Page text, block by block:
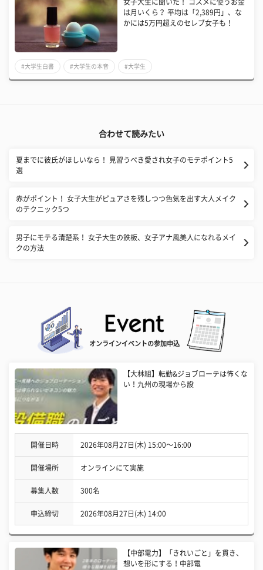
女子大生に聞いた！ コスメに使うお金
は月いくら？ 平均は「2,389円」、な
かには5万円超えのセレブ女子も！
#大学生白書 #大学生の本音 #大学生
合わせて読みたい
夏までに彼氏がほしいなら！ 見習うべき愛され女子のモテポイント5
選
赤がポイント！ 女子大生がピュアさを残しつつ色気を出す大人メイク
のテクニック5つ
男子にモテる清楚系！ 女子大生の鉄板、女子アナ風美人になれるメイ
クの方法
オンラインイベントの参加申込
【大林組】転勤&ジョブローテは怖くな
い！九州の現場から設
開催日時 2026年08月27日(木) 15:00〜16:00
開催場所 オンラインにて実施
募集人数 300名
申込締切 2026年08月27日(木) 14:00
【中部電力】「きれいごと」を貫き、
想いを形にする！中部電